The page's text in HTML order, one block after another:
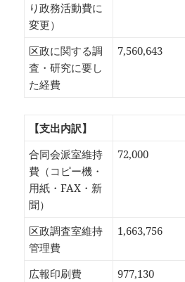
り政務活動費に
変更）
区政に関する調
査・研究に要し
た経費
7,560,643
【支出内訳】
合同会派室維持
費（コピー機・
用紙・FAX・新
聞）
72,000
区政調査室維持
管理費
1,663,756
広報印刷費
977,130